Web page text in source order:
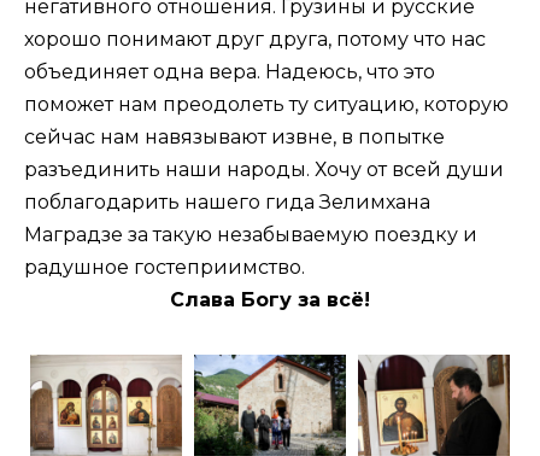
негативного отношения. Грузины и русские
хорошо понимают друг друга, потому что нас
объединяет одна вера. Надеюсь, что это
поможет нам преодолеть ту ситуацию, которую
сейчас нам навязывают извне, в попытке
разъединить наши народы. Хочу от всей души
поблагодарить нашего гида Зелимхана
Маградзе за такую незабываемую поездку и
радушное гостеприимство.
Слава Богу за всё!